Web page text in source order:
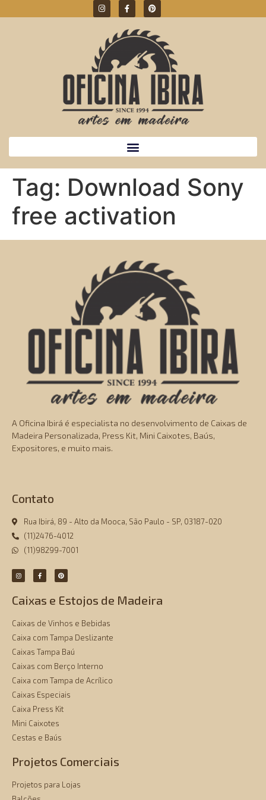
Tag: Download Sony
free activation
A Oficina Ibirá é especialista no desenvolvimento de Caixas de
Madeira Personalizada, Press Kit, Mini Caixotes, Baús,
Expositores, e muito mais.
Contato
Rua Ibirá, 89 - Alto da Mooca, São Paulo - SP, 03187-020
(11)2476-4012
(11)98299-7001
Caixas e Estojos de Madeira
Caixas de Vinhos e Bebidas
Caixa com Tampa Deslizante
Caixas Tampa Baú
Caixas com Berço Interno
Caixa com Tampa de Acrílico
Caixas Especiais
Caixa Press Kit
Mini Caixotes
Cestas e Baús
Projetos Comerciais
Projetos para Lojas